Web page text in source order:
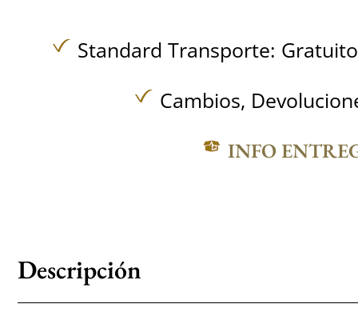
Standard Transporte:
Cambios,
INFO
Descripción